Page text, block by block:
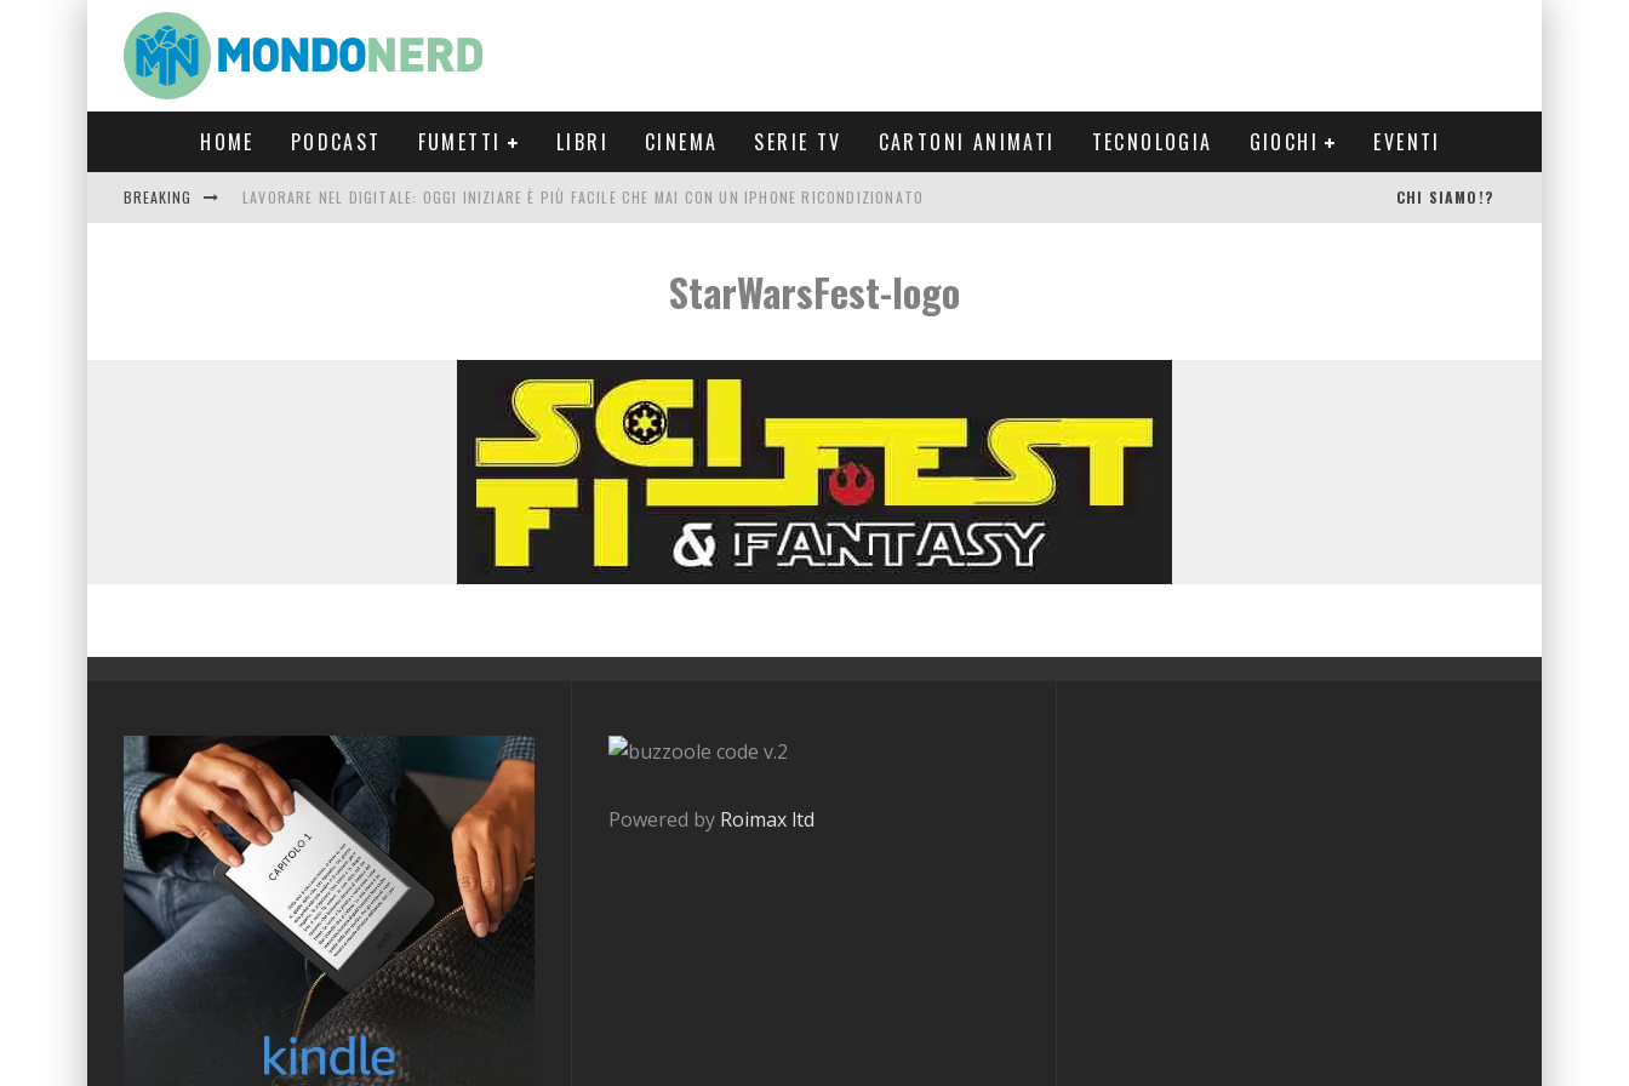
HOME PODCAST FUMETTI LIBRI CINEMA SERIE TV CARTONI ANIMATI TECNOLOGIA GIOCHI EVENTI
BREAKING LAVORARE NEL DIGITALE: OGGI INIZIARE È PIÙ FACILE CHE MAI CON UN IPHONE RICONDIZIONATO CHI SIAMO!?
StarWarsFest-logo
v.2
Powered by Roimax ltd